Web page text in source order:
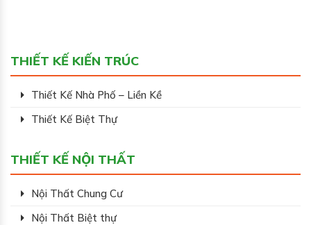
THIẾT KẾ KIẾN TRÚC
Thiết Kế Nhà Phố – Liền Kề
Thiết Kế Biệt Thự
THIẾT KẾ NỘI THẤT
Nội Thất Chung Cư
Nội Thất Biệt thự